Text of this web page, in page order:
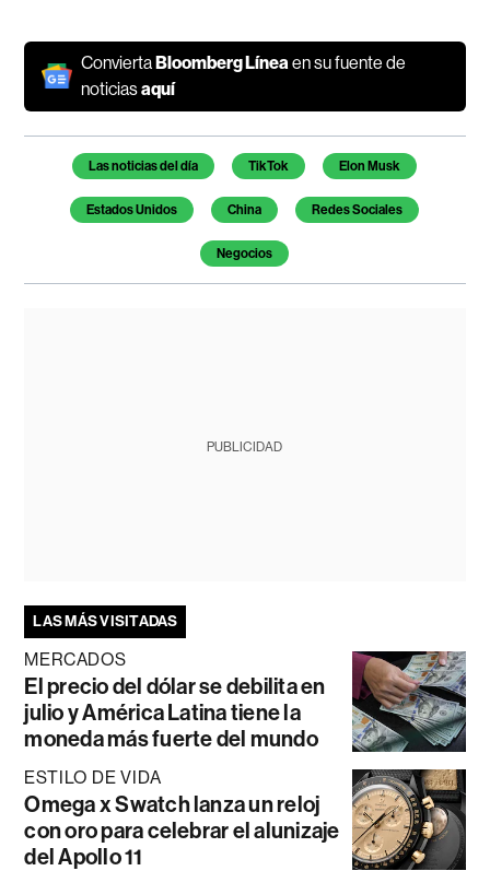
ConviertaBloomberg Líneaen su fuente de
noticiasaquí
Temas de este artículo
Las noticias del día TikTok Elon Musk
Estados Unidos China Redes Sociales
Negocios
PUBLICIDAD
LAS MÁS VISITADAS
MERCADOS
El precio del dólar se debilita en
julio y América Latina tiene la
moneda más fuerte del mundo
ESTILO DE VIDA
Omega x Swatch lanza un reloj
con oro para celebrar el alunizaje
del Apollo 11